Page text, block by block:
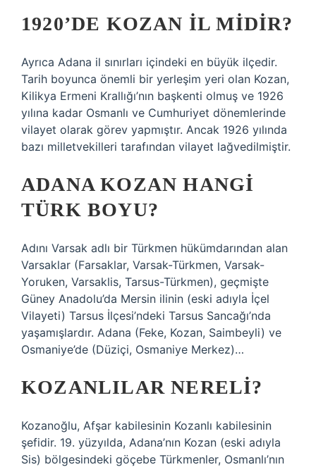
1920’DE KOZAN IL MIDIR?
Ayrıca Adana il sınırları içindeki en büyük ilçedir.
Tarih boyunca önemli bir yerleşim yeri olan Kozan,
Kilikya Ermeni Krallığı’nın başkenti olmuş ve 1926
yılına kadar Osmanlı ve Cumhuriyet dönemlerinde
vilayet olarak görev yapmıştır. Ancak 1926 yılında
bazı milletvekilleri tarafından vilayet lağvedilmiştir.
ADANA KOZAN HANGI
TÜRK BOYU?
Adını Varsak adlı bir Türkmen hükümdarından alan
Varsaklar (Farsaklar, Varsak-Türkmen, Varsak-
Yoruken, Varsaklis, Tarsus-Türkmen), geçmişte
Güney Anadolu’da Mersin ilinin (eski adıyla İçel
Vilayeti) Tarsus İlçesi’ndeki Tarsus Sancağı’nda
yaşamışlardır. Adana (Feke, Kozan, Saimbeyli) ve
Osmaniye’de (Düziçi, Osmaniye Merkez)…
KOZANLILAR NERELI?
Kozanoğlu, Afşar kabilesinin Kozanlı kabilesinin
şefidir. 19. yüzyılda, Adana’nın Kozan (eski adıyla
Sis) bölgesindeki göçebe Türkmenler, Osmanlı’nın